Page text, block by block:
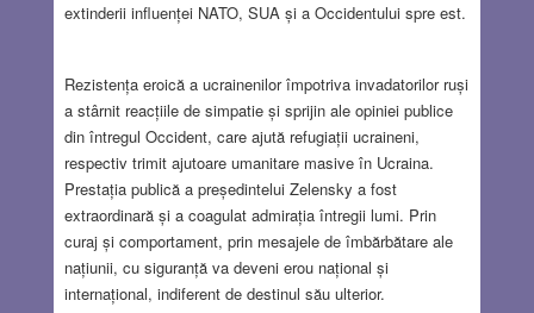
extinderii influenței NATO, SUA și a Occidentului spre est.
Rezistența eroică a ucrainenilor împotriva invadatorilor ruși
a stârnit reacțiile de simpatie și sprijin ale opiniei publice
din întregul Occident, care ajută refugiații ucraineni,
respectiv trimit ajutoare umanitare masive în Ucraina.
Prestația publică a președintelui Zelensky a fost
extraordinară și a coagulat admirația întregii lumi. Prin
curaj și comportament, prin mesajele de îmbărbătare ale
națiunii, cu siguranță va deveni erou național și
internațional, indiferent de destinul său ulterior.